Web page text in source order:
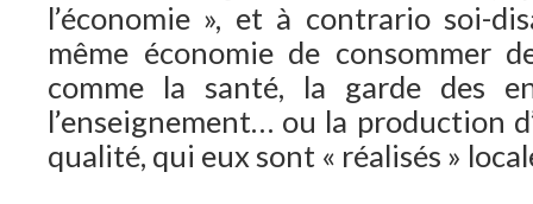
l’économie », et à contrario soi-
même économie de consommer
comme la santé, la garde des
l’enseignement… ou la production
qualité, qui eux sont « réalisés »